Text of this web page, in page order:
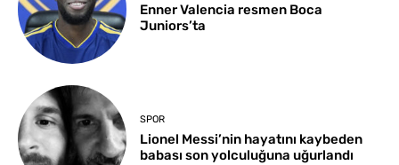
Enner Valencia resmen Boca
Juniors’ta
SPOR
Lionel Messi’nin hayatını kaybeden
babası son yolculuğuna uğurlandı